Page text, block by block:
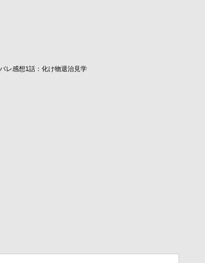
レ感想1話：化け物退治見学